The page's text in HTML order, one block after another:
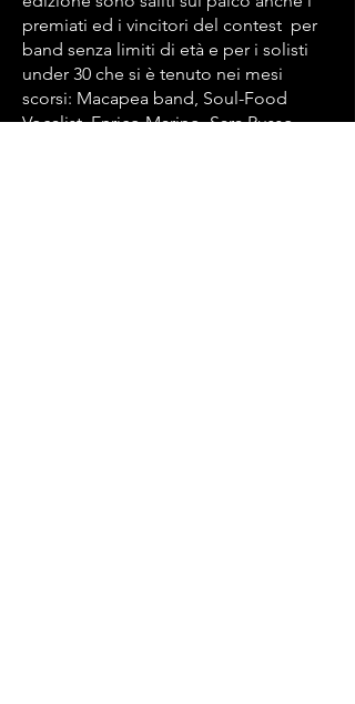
premiati ed i vincitori del contest per
band senza limiti di età e per i solisti
under 30 che si è tenuto nei mesi
scorsi: Macapea band, Soul-Food
Vocalist, Enrico Marino, Sara Russo,